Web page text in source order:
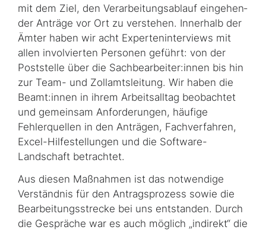
mit dem Ziel, den Verarbeitungsablauf ein­ge­hen­
der Anträge vor Ort zu verstehen. Innerhalb der
Ämter haben wir acht Experten­in­ter­views mit
allen involvierten Personen geführt: von der
Poststelle über die Sachbearbei­ter:innen bis hin
zur Team- und Zollamtsleitung. Wir haben die
Beamt:innen in ihrem Arbeitsalltag beobachtet
und gemeinsam Anforderungen, häufige
Fehlerquellen in den Anträgen, Fachverfahren,
Excel-Hilfestellungen und die Software-
Landschaft betrachtet.
Aus diesen Maßnahmen ist das notwendige
Verständnis für den Antragsprozess sowie die
Bearbeitungsstrecke bei uns entstanden. Durch
die Gespräche war es auch möglich „indirekt“ die